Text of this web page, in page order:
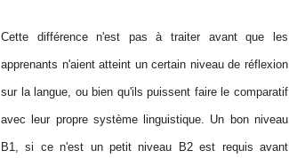
Cette différence n'est pas à traiter avant que les
apprenants n'aient atteint un certain niveau de réflexion
sur la langue, ou bien qu'ils puissent faire le comparatif
avec leur propre système linguistique. Un bon niveau
B1, si ce n'est un petit niveau B2 est requis avant